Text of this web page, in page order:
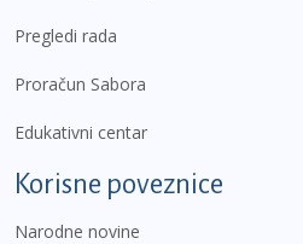
Pregledi rada
Proračun Sabora
Edukativni centar
Korisne poveznice
Narodne novine